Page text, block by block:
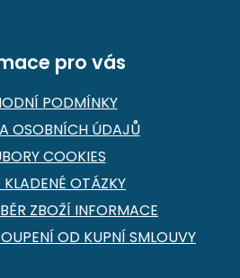
pro vás
PODMÍNKY
OSOBNÍCH ÚDAJŮ
COOKIES
OTÁZKY
ZBOŽÍ INFORMACE
OD KUPNÍ SMLOUVY